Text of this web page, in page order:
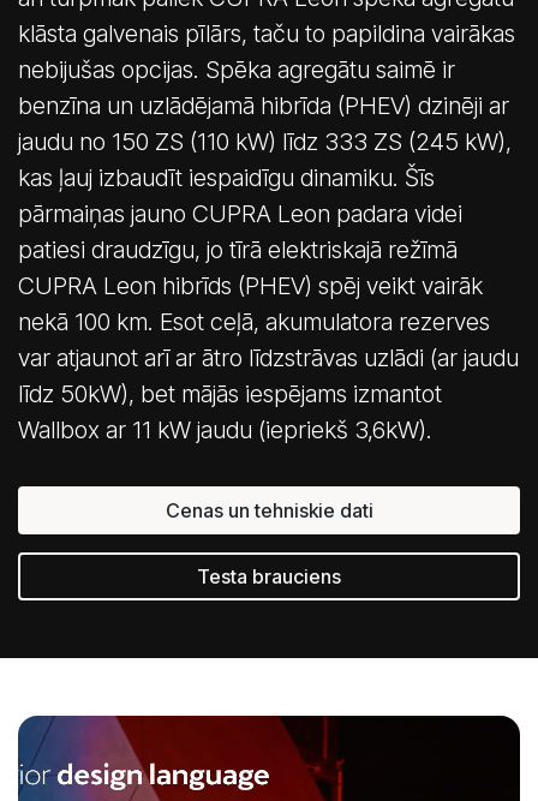
klāsta galvenais pīlārs, taču to papildina vairākas
nebijušas opcijas. Spēka agregātu saimē ir
benzīna un uzlādējamā hibrīda (PHEV) dzinēji ar
jaudu no 150 ZS (110 kW) līdz 333 ZS (245 kW),
kas ļauj izbaudīt iespaidīgu dinamiku. Šīs
pārmaiņas jauno CUPRA Leon padara videi
patiesi draudzīgu, jo tīrā elektriskajā režīmā
CUPRA Leon hibrīds (PHEV) spēj veikt vairāk
nekā 100 km. Esot ceļā, akumulatora rezerves
var atjaunot arī ar ātro līdzstrāvas uzlādi (ar jaudu
līdz 50kW), bet mājās iespējams izmantot
Wallbox ar 11 kW jaudu (iepriekš 3,6kW).
Cenas un tehniskie dati
Testa brauciens